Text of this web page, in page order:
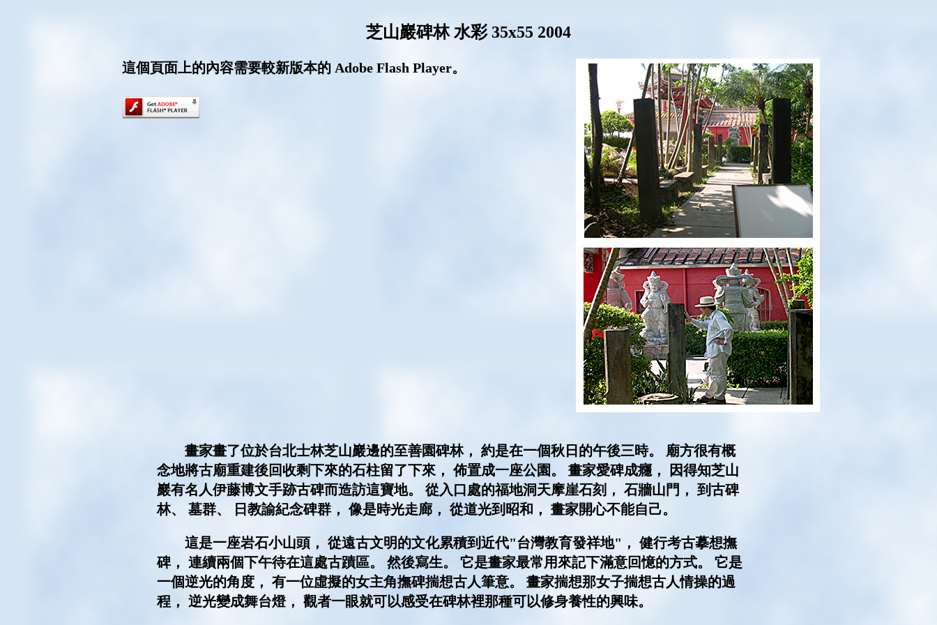
芝山巖碑林 水彩 35x55 2004
這個頁面上的內容需要較新版本的 Adobe Flash Player。
畫家畫了位於台北士林芝山巖邊的至善園碑林， 約是在一個秋日的午後三時。 廟方很有概
念地將古廟重建後回收剩下來的石柱留了下來， 佈置成一座公園。 畫家愛碑成癮， 因得知芝山
巖有名人伊藤博文手跡古碑而造訪這寶地。 從入口處的福地洞天摩崖石刻， 石牆山門， 到古碑
林、 墓群、 日教諭紀念碑群， 像是時光走廊， 從道光到昭和， 畫家開心不能自己。
這是一座岩石小山頭， 從遠古文明的文化累積到近代"台灣教育發祥地"， 健行考古摹想撫
碑， 連續兩個下午待在這處古蹟區。 然後寫生。 它是畫家最常用來記下滿意回憶的方式。 它是
一個逆光的角度， 有一位虛擬的女主角撫碑揣想古人筆意。 畫家揣想那女子揣想古人情操的過
程， 逆光變成舞台燈， 觀者一眼就可以感受在碑林裡那種可以修身養性的興味。